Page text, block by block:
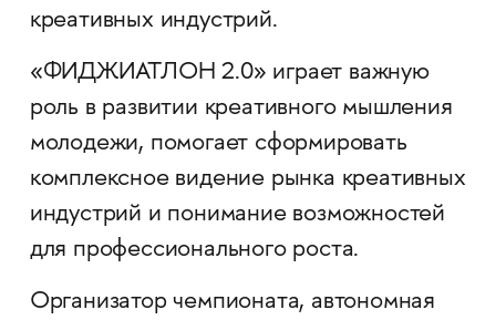
креативных индустрий.
«ФИДЖИАТЛОН 2.0» играет важную
роль в развитии креативного мышления
молодежи, помогает сформировать
комплексное видение рынка креативных
индустрий и понимание возможностей
для профессионального роста.
Организатор чемпионата, автономная